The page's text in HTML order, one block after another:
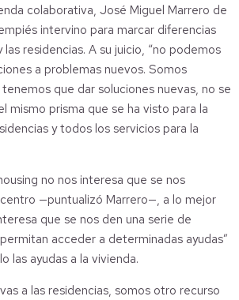
colaborativa, José Miguel Marrero de
intervino para marcar diferencias
residencias. A su juicio, “no podemos
a problemas nuevos. Somos
que dar soluciones nuevas, no se
mismo prisma que se ha visto para la
y todos los servicios para la
no nos interesa que se nos
—puntualizó Marrero—, a lo mejor
que se nos den una serie de
acceder a determinadas ayudas”
las ayudas a la vivienda.
a las residencias, somos otro recurso